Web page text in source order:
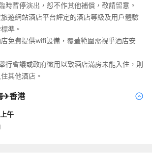
時暫停演出，恕不作其他補償，敬請留意。
遊網站酒店平台評定的酒店等級及用戶體驗
準。
免費提供wifi設備，覆蓋範圍需視乎酒店安
行會議或政府徵用以致酒店滿房未能入住，則
其他酒店。
✈香港
上午